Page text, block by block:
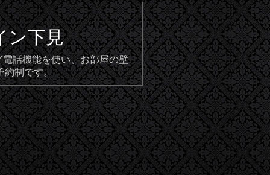
ン下見
話機能を使い、お部屋の壁
約制です。